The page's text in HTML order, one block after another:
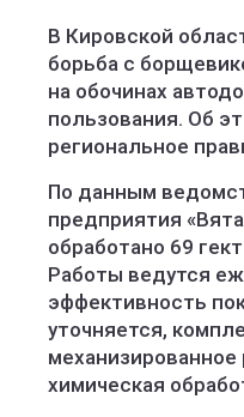
В Кировской
борьба с
на обочинах
пользования. Об
региональное
По данным
предприятия
обработано 69
Работы ведутся
эффективность
уточняется,
механизированное
химическая